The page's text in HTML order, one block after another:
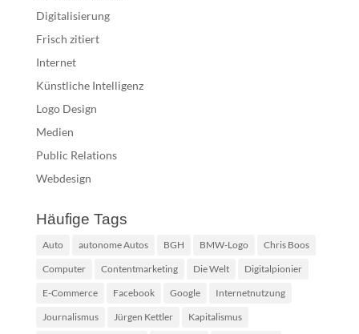
Digitalisierung
Frisch zitiert
Internet
Künstliche Intelligenz
Logo Design
Medien
Public Relations
Webdesign
Häufige Tags
Auto autonome Autos BGH BMW-Logo
Chris Boos
Computer
Contentmarketing Die Welt
Digitalpionier
E-Commerce
Facebook Google
Internetnutzung
Journalismus
Jürgen Kettler
Kapitalismus